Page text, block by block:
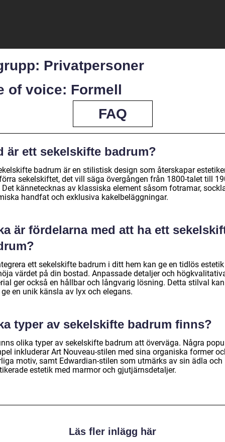
Privatpersoner
of voice: Formell
FAQ
är ett sekelskifte badrum?
badrum är en stilistisk design som återskapar
sekelskiftet, det vill säga övergången från 1800-talet till
kännetecknas av klassiska element såsom fotramar,
handfat och exklusiva kakelbeläggningar.
är fördelarna med att ha ett
ett sekelskifte badrum i ditt hem kan ge en tidlös
värdet på din bostad. Anpassade detaljer och
ger också en hållbar och långvarig lösning. Detta stilval kan
en unik känsla av lyx och elegans.
typer av sekelskifte badrum finns?
olika typer av sekelskifte badrum att överväga. Några
inkluderar Art Nouveau-stilen med sina organiska former
motiv, samt Edwardian-stilen som utmärks av sin ädla och
estetik med marmor och gjutjärnsdetaljer.
Läs fler inlägg här